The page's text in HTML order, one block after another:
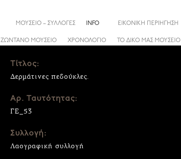
ΖΩΝΤΑΝΟ ΜΟΥΣΕΙΟ ΧΡΟΝΟΛΟΓΙΟ ΤΟ ΔΙΚΟ ΜΑΣ ΜΟΥΣΕΙΟ
ΜΟΥΣΕΙΟ – ΣΥΛΛΟΓΕΣ INFO ΕΙΚΟΝΙΚΗ ΠΕΡΙΗΓΗΣΗ
Τίτλος:
Δερμάτινες πεδούκλες.
Αρ. Ταυτότητας:
ΓΕ_53
Συλλογή:
Λαογραφική συλλογή